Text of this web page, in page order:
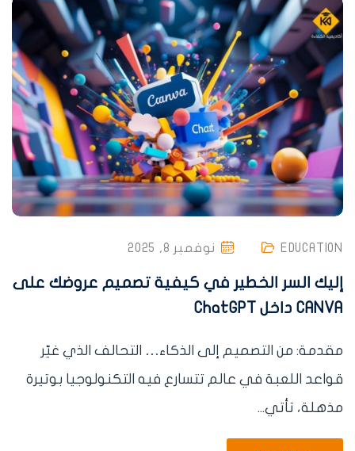
EDUCATION نوفمبر 8, 2025
إليك السر الخطير في كيفية تصميم عروضك على
CANVA داخل ChatGPT
مقدمة: من التصميم إلى الذكاء… التحالف الذي غيّر
قواعد اللعبة في عالم تتسارع فيه التكنولوجيا بوتيرة
مذهلة، تأتي...